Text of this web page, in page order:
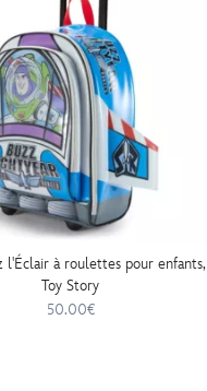
l'Éclair à roulettes pour enfants,
Toy Story
50.00€